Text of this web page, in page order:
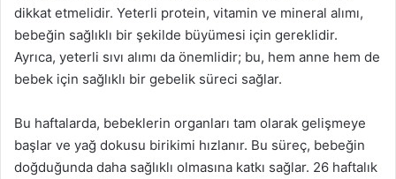
dikkat etmelidir. Yeterli protein, vitamin ve mineral alımı,
bebeğin sağlıklı bir şekilde büyümesi için gereklidir.
Ayrıca, yeterli sıvı alımı da önemlidir; bu, hem anne hem de
bebek için sağlıklı bir gebelik süreci sağlar.
Bu haftalarda, bebeklerin organları tam olarak gelişmeye
başlar ve yağ dokusu birikimi hızlanır. Bu süreç, bebeğin
doğduğunda daha sağlıklı olmasına katkı sağlar. 26 haftalık